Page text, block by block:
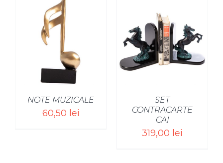
NOTE MUZICALE
60,50 lei
SET
CONTRACARTE
CAI
319,00 lei